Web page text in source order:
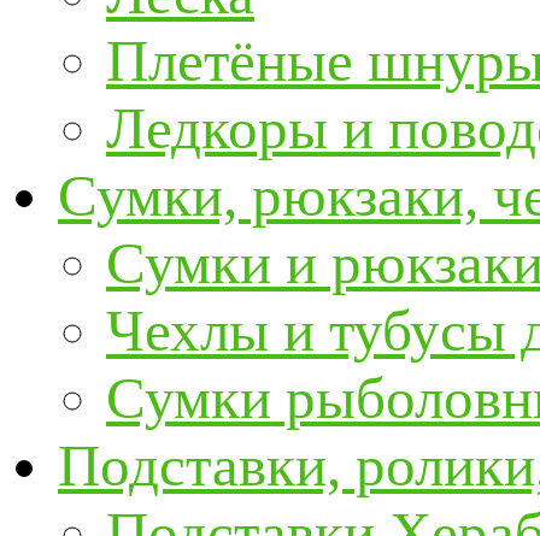
Плетёные
Ледкоры и
Сумки, рюкзаки,
Сумки и
Чехлы и тубусы
Сумки
Подставки,